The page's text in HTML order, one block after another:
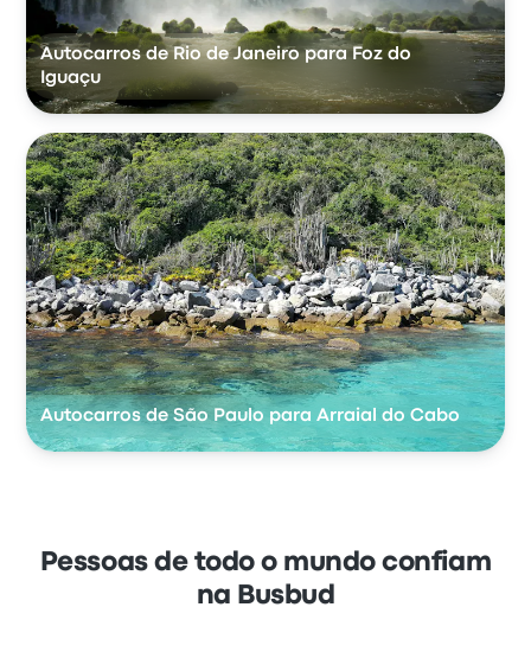
Autocarros de Rio de Janeiro para Foz do
Iguaçu
Autocarros de São Paulo para Arraial do Cabo
Pessoas de todo o mundo confiam
na Busbud